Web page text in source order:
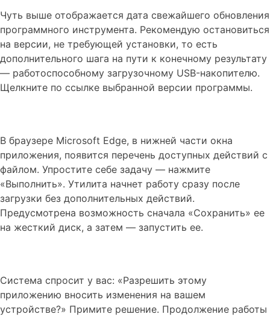
Чуть выше отображается дата свежайшего обновления
программного инструмента. Рекомендую остановиться
на версии, не требующей установки, то есть
дополнительного шага на пути к конечному результату
— работоспособному загрузочному USB-накопителю.
Щелкните по ссылке выбранной версии программы.
В браузере Microsoft Edge, в нижней части окна
приложения, появится перечень доступных действий с
файлом. Упростите себе задачу — нажмите
«Выполнить». Утилита начнет работу сразу после
загрузки без дополнительных действий.
Предусмотрена возможность сначала «Сохранить» ее
на жесткий диск, а затем — запустить ее.
Система спросит у вас: «Разрешить этому
приложению вносить изменения на вашем
устройстве?» Примите решение. Продолжение работы